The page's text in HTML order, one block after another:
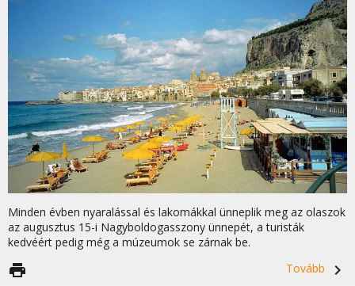
Minden évben nyaralással és lakomákkal ünneplik meg az olaszok
az augusztus 15-i Nagyboldogasszony ünnepét, a turisták
kedvéért pedig még a múzeumok se zárnak be.
Tovább
navigate_next
print